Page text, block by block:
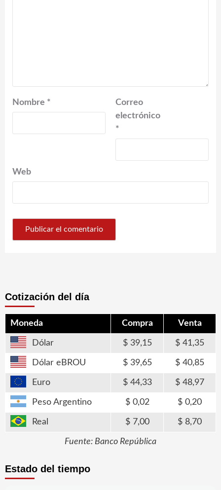
Nombre *
Correo
electrónico
*
Web
Cotización del día
Moneda Compra Venta
Dólar 39,15 41,35
Dólar eBROU 39,65 40,85
Euro 44,33 48,97
Peso Argentino 0,02 0,20
Real 7,00 8,70
Fuente: Banco República
Estado del tiempo